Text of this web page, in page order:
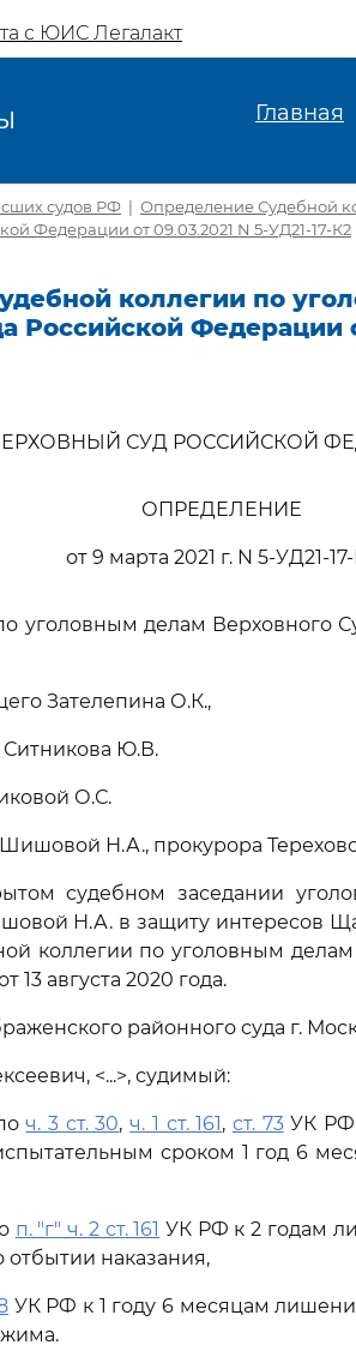
с ЮИС Легалакт
Главная
судов РФ | Определение Судебной
Федерации от 09.03.2021 N 5-УД21-17-К2
коллегии по
Российской Федерации
СУД РОССИЙСКОЙ
ОПРЕДЕЛЕНИЕ
от 9 марта 2021 г. N 5-УД21-
уголовным делам Верховного
Зателепина О.К.,
Ситникова Ю.В.
О.С.
Шишовой Н.А., прокурора
судебном заседании
Н.А. в защиту интересов
коллегии по уголовным делам
августа 2020 года.
районного суда г.
<...>, судимый:
ч. 3 ст. 30,ч. 1 ст. 161, ст. 73УК РФ
сроком 1 год 6
п. "г" ч. 2 ст. 161 УК РФ к 2 годам
отбытии наказания,
УК РФ к 1 году 6 месяцам